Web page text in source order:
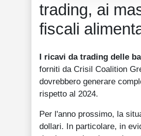
trading, ai
fiscali
I ricavi da trading delle
forniti da Crisil Coalition
dovrebbero generare
rispetto al 2024.
Per l'anno prossimo, la
dollari. In particolare, in